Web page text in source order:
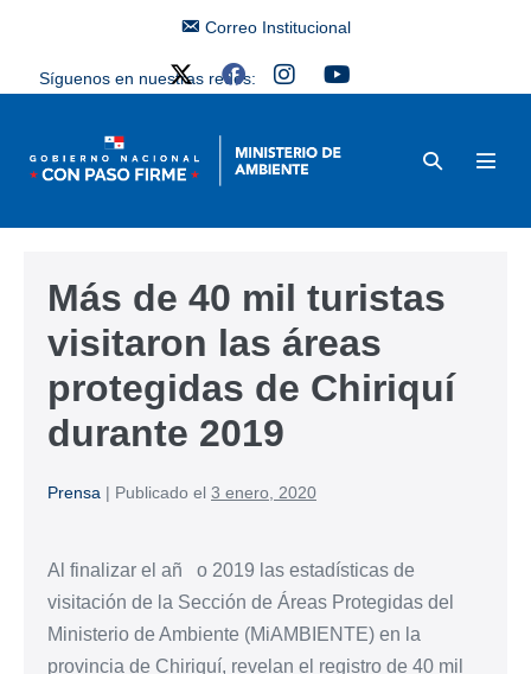
Correo Institucional
Síguenos en nuestras redes:
Más de 40 mil turistas
visitaron las áreas
protegidas de Chiriquí
durante 2019
Prensa | Publicado el 3 enero, 2020
Al finalizar el añ o 2019 las estadísticas de
visitación de la Sección de Áreas Protegidas del
Ministerio de Ambiente (MiAMBIENTE) en la
provincia de Chiriquí, revelan el registro de 40 mil